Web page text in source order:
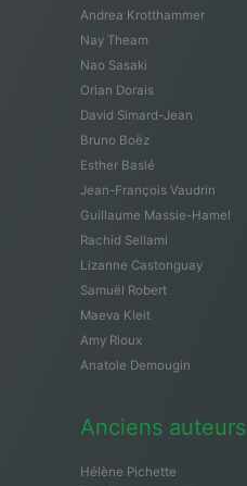
Andrea Krotthammer
Nay Theam
Nao Sasaki
Orian Dorais
David Simard-Jean
Bruno Boëz
Esther Baslé
Jean-François Vaudrin
Guillaume Massie-Hamel
Rachid Sellami
Lizanne Castonguay
Samuël Robert
Maeva Kleit
Amy Rioux
Anatole Demougin
Anciens auteurs
Hélène Pichette